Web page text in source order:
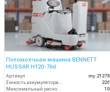
Поломоечная машина BENNETT
HUSSAR H120-76d
Артикул
my.21278
226
10